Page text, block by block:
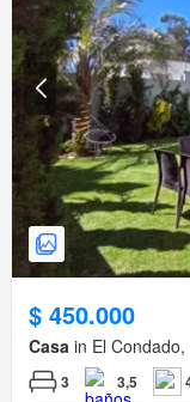
$ 450.000
Casa in El
3 3,5